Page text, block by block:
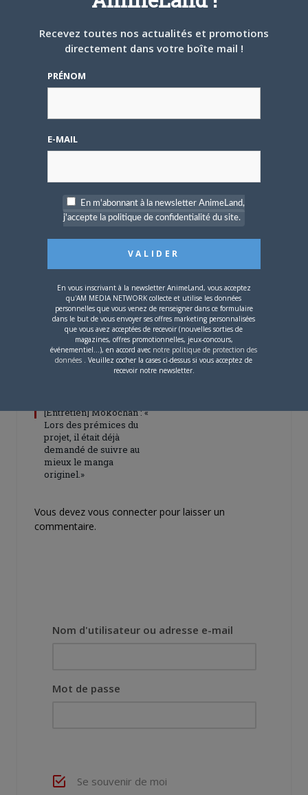
ARTICLES LIÉS
L’AnimeLand Hors-Série
disponible !
pour 2027
[Entretien] Mokochan : «
Lors des prémices du
projet, il était déjà
demandé de suivre au
mieux le manga
originel.»
Vous devez vous connecter pour laisser un
commentaire.
Nom d'utilisateur ou adresse e-mail
Mot de passe
Se souvenir de moi
Recevez toutes nos actualités et promotions
directement dans votre boîte mail !
PRÉNOM
E-MAIL
En m'abonnant à la newsletter AnimeLand,
j'accepte la politique de confidentialité du site.
En vous inscrivant à la newsletter AnimeLand, vous acceptez
qu'AM MEDIA NETWORK collecte et utilise les données
personnelles que vous venez de renseigner dans ce formulaire
dans le but de vous envoyer ses offres marketing personnalisées
que vous avez acceptées de recevoir (nouvelles sorties de
magazines, offres promotionnelles, jeux-concours,
événementiel...), en accord avec notre politique de protection des
données . Veuillez cocher la cases ci-dessus si vous acceptez de
recevoir notre newsletter.